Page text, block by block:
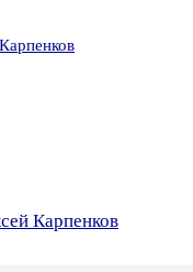
Карпенков